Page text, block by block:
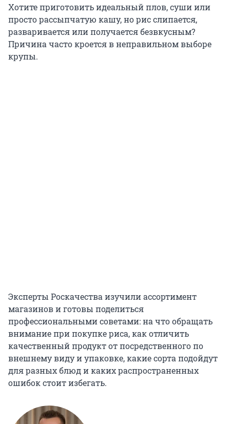
Хотите приготовить идеальный плов, суши или
просто рассыпчатую кашу, но рис слипается,
разваривается или получается безвкусным?
Причина часто кроется в неправильном выборе
крупы.
Эксперты Роскачества изучили ассортимент
магазинов и готовы поделиться
профессиональными советами: на что обращать
внимание при покупке риса, как отличить
качественный продукт от посредственного по
внешнему виду и упаковке, какие сорта подойдут
для разных блюд и каких распространенных
ошибок стоит избегать.